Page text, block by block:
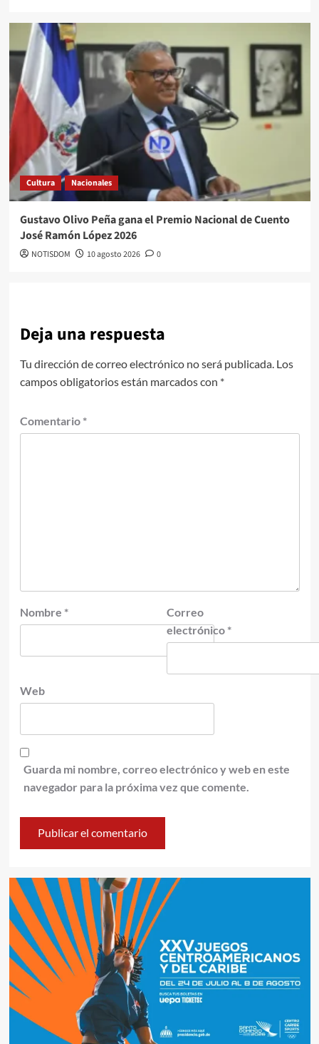
Cultura Nacionales
Gustavo Olivo Peña gana el Premio Nacional de Cuento
José Ramón López 2026
NOTISDOM 10 agosto 2026 0
Deja una respuesta
Tu dirección de correo electrónico no será publicada. Los
campos obligatorios están marcados con *
Comentario *
Nombre *
Correo
electrónico *
Web
Guarda mi nombre, correo electrónico y web en este
navegador para la próxima vez que comente.